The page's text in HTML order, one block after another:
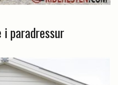
paradressur